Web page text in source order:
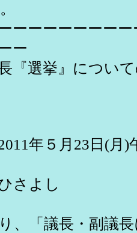
ーーーーーーー
ー
挙』について
23日(月)午
さよし
、「議長・副議